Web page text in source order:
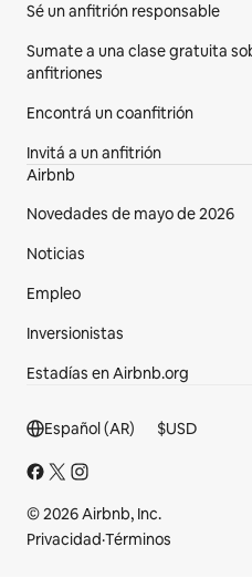
Sé un anfitrión responsable
Sumate a una clase gratuita
anfitriones
Encontrá un coanfitrión
Invitá a un anfitrión
Airbnb
Novedades de mayo de 2026
Noticias
Empleo
Inversionistas
Estadías en Airbnb.org
Sección del pie de página
Español (AR) $USD
© 2026 Airbnb, Inc.
Privacidad·Términos